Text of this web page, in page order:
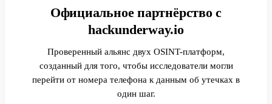
Официальное партнёрство с
hackunderway.io
Проверенный альянс двух OSINT-платформ,
созданный для того, чтобы исследователи могли
перейти от номера телефона к данным об утечках в
один шаг.